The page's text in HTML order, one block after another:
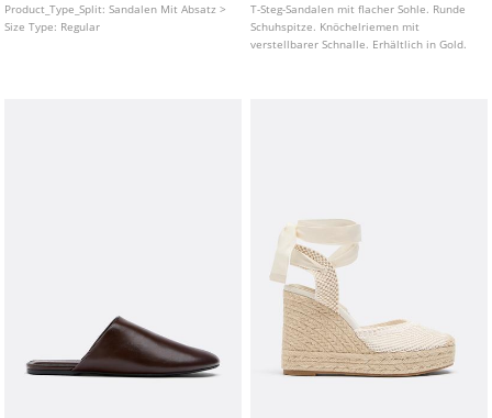
Product_Type_Split:Sandalen Mit Absatz >
Size Type: Regular
T-Steg-Sandalen mit flacher Sohle. Runde
Schuhspitze. Knöchelriemen mit
verstellbarer Schnalle. Erhältlich in Gold.